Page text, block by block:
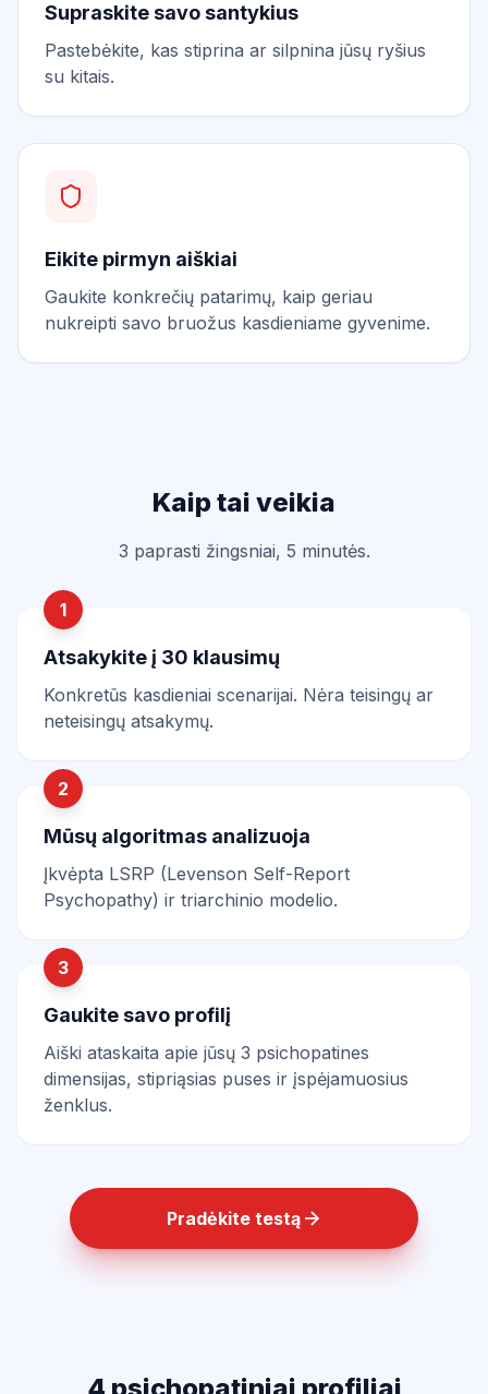
Supraskite savo santykius
Pastebėkite, kas stiprina ar silpnina jūsų ryšius
su kitais.
Eikite pirmyn aiškiai
Gaukite konkrečių patarimų, kaip geriau
nukreipti savo bruožus kasdieniame gyvenime.
Kaip tai veikia
3 paprasti žingsniai, 5 minutės.
1
Atsakykite į 30 klausimų
Konkretūs kasdieniai scenarijai. Nėra teisingų ar
neteisingų atsakymų.
2
Mūsų algoritmas analizuoja
Įkvėpta LSRP (Levenson Self-Report
Psychopathy) ir triarchinio modelio.
3
Gaukite savo profilį
Aiški ataskaita apie jūsų 3 psichopatines
dimensijas, stipriąsias puses ir įspėjamuosius
ženklus.
Pradėkite testą